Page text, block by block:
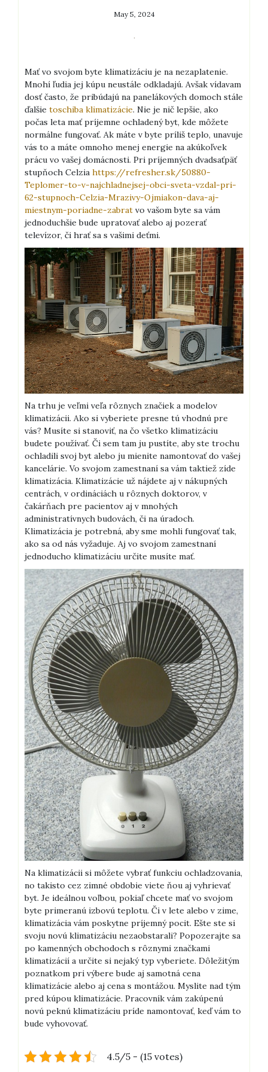
May 5, 2024
Mať vo svojom byte klimatizáciu je na nezaplatenie.
Mnohí ľudia jej kúpu neustále odkladajú. Avšak vídavam
dosť často, že pribúdajú na panelákových domoch stále
ďalšie toschiba klimatizácie. Nie je nič lepšie, ako
počas leta mať príjemne ochladený byt, kde môžete
normálne fungovať. Ak máte v byte príliš teplo, unavuje
vás to a máte omnoho menej energie na akúkoľvek
prácu vo vašej domácnosti. Pri príjemných dvadsaťpäť
stupňoch Celzia https://refresher.sk/50880-
Teplomer-to-v-najchladnejsej-obci-sveta-vzdal-pri-
62-stupnoch-Celzia-Mrazivy-Ojmiakon-dava-aj-
miestnym-poriadne-zabrat vo vašom byte sa vám
jednoduchšie bude upratovať alebo aj pozerať
televízor, či hrať sa s vašimi deťmi.
Na trhu je veľmi veľa rôznych značiek a modelov
klimatizácii. Ako si vyberiete presne tú vhodnú pre
vás? Musíte si stanoviť, na čo všetko klimatizáciu
budete používať. Či sem tam ju pustíte, aby ste trochu
ochladili svoj byt alebo ju mienite namontovať do vašej
kancelárie. Vo svojom zamestnaní sa vám taktiež zíde
klimatizácia. Klimatizácie už nájdete aj v nákupných
centrách, v ordináciách u rôznych doktorov, v
čakárňach pre pacientov aj v mnohých
administratívnych budovách, či na úradoch.
Klimatizácia je potrebná, aby sme mohli fungovať tak,
ako sa od nás vyžaduje. Aj vo svojom zamestnaní
jednoducho klimatizáciu určite musíte mať.
Na klimatizácii si môžete vybrať funkciu ochladzovania,
no takisto cez zimné obdobie viete ňou aj vyhrievať
byt. Je ideálnou voľbou, pokiaľ chcete mať vo svojom
byte primeranú izbovú teplotu. Či v lete alebo v zime,
klimatizácia vám poskytne príjemný pocit. Ešte ste si
svoju novú klimatizáciu nezaobstarali? Popozerajte sa
po kamenných obchodoch s rôznymi značkami
klimatizácií a určite si nejaký typ vyberiete. Dôležitým
poznatkom pri výbere bude aj samotná cena
klimatizácie alebo aj cena s montážou. Myslite nad tým
pred kúpou klimatizácie. Pracovník vám zakúpenú
novú peknú klimatizáciu príde namontovať, keď vám to
bude vyhovovať.
4.5/5 - (15 votes)